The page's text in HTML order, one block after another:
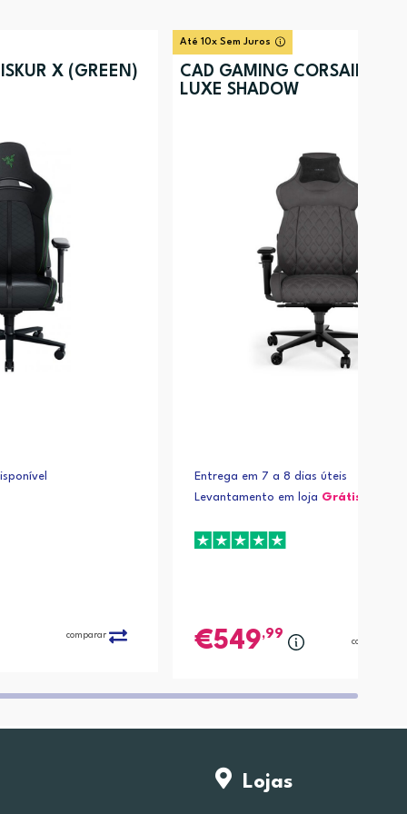
X (GREEN)
comparar
Até 10x Sem Juros
CAD GAMING CORSAIR
LUXE SHADOW
Entrega em 7 a 8 dias úteis
Levantamento em loja Grátis*
549,99
comparar
Lojas